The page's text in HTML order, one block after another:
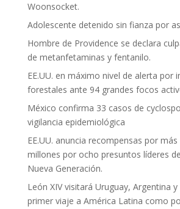
Woonsocket.
Adolescente detenido sin fianza por
Hombre de Providence se declara
de metanfetaminas y fentanilo.
EE.UU. en máximo nivel de alerta por
forestales ante 94 grandes focos
México confirma 33 casos de
vigilancia epidemiológica
EE.UU. anuncia recompensas por más
millones por ocho presuntos líderes
Nueva Generación.
León XIV visitará Uruguay, Argentina
primer viaje a América Latina como